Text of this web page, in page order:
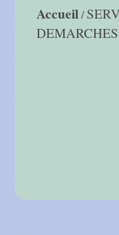
Accueil/